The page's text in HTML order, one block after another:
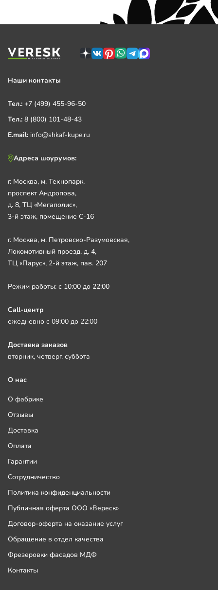
Наши контакты
Тел.: +7 (499) 455-96-50
Тел.: 8 (800) 101-48-43
E.mail: info@shkaf-kupe.ru
Адреса шоурумов:
г. Москва, м. Технопарк,
проспект Андропова,
д. 8, ТЦ «Мегаполис»,
3-й этаж, помещение С-16
г. Москва, м. Петровско-Разумовская,
Локомотивный проезд, д. 4,
ТЦ «Парус», 2-й этаж, пав. 207
Режим работы: с 10:00 до 22:00
Call-центр
ежедневно с 09:00 до 22:00
Доставка заказов
вторник, четверг, суббота
О нас
О фабрике
Отзывы
Доставка
Оплата
Гарантии
Сотрудничество
Политика конфиденциальности
Публичная оферта ООО «Вереск»
Договор-оферта на оказание услуг
Обращение в отдел качества
Фрезеровки фасадов МДФ
Контакты